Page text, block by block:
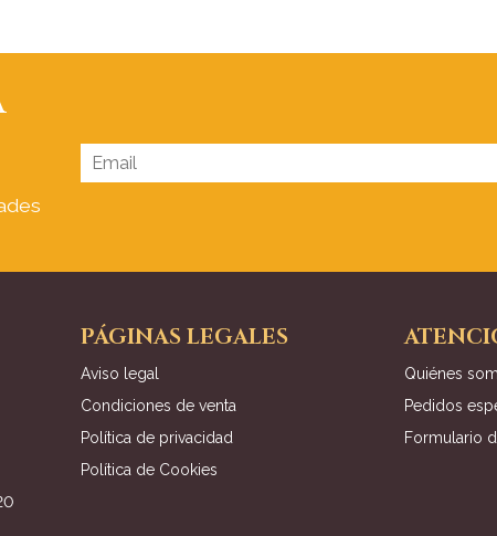
PÁGINAS LEGALES
Aviso legal
Condiciones de venta
Política de privacidad
Política de Cookies
Quiénes
Pedidos
Formulario